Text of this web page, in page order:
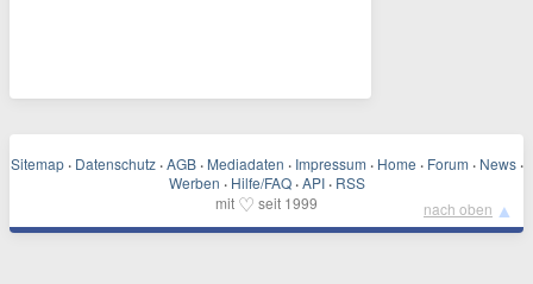
Sitemap · Datenschutz · AGB · Mediadaten · Impressum · Home · Forum · News ·
Werben · Hilfe/FAQ · API · RSS
mit ♡ seit 1999 nach oben ▲